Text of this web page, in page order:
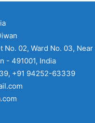
No. 02, Ward No. 03,
- 491001, India
+91 94252-63339